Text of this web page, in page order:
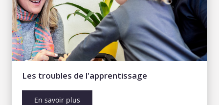
Les troubles de l'apprentissage
En savoir plus